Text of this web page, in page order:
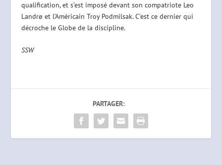
qualification, et s’est imposé devant son compatriote Leo
Landrø et l’Américain Troy Podmilsak. C’est ce dernier qui
décroche le Globe de la discipline.
SSW
PARTAGER: